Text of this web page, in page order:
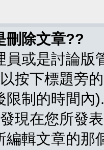
刪除文章??
員或是討論
按下標題旁
限制的時間
現在您所發
編輯文章的那